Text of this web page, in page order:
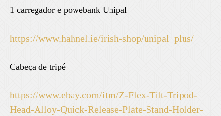
1 carregador e powebank Unipal
https://www.hahnel.ie/irish-shop/unipal_plus/
Cabeça de tripé
https://www.ebay.com/itm/Z-Flex-Tilt-Tripod-
Head-Alloy-Quick-Release-Plate-Stand-Holder-